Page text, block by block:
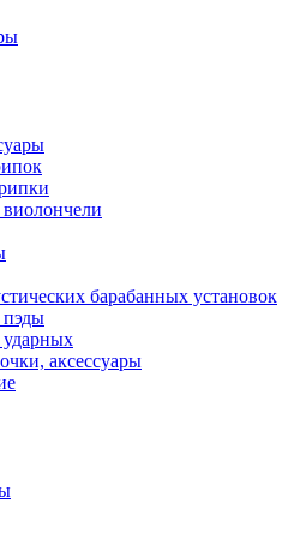
барабанных установок
пэды
ударных
аксессуары